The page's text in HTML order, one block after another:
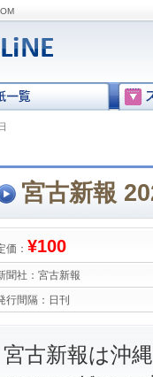
宮古新報
価： ¥100
聞社： 宮古新報
行間隔： 日刊
宮古新報は沖